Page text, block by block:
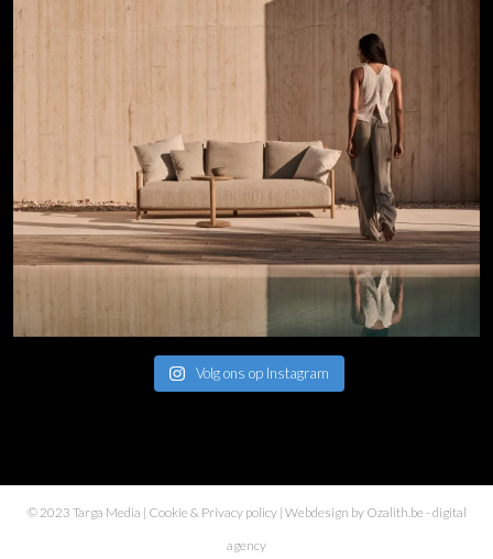
Volg ons op Instagram
© 2023 Targa Media | Cookie & Privacy policy| Webdesign by Ozalith.be - digital
agency